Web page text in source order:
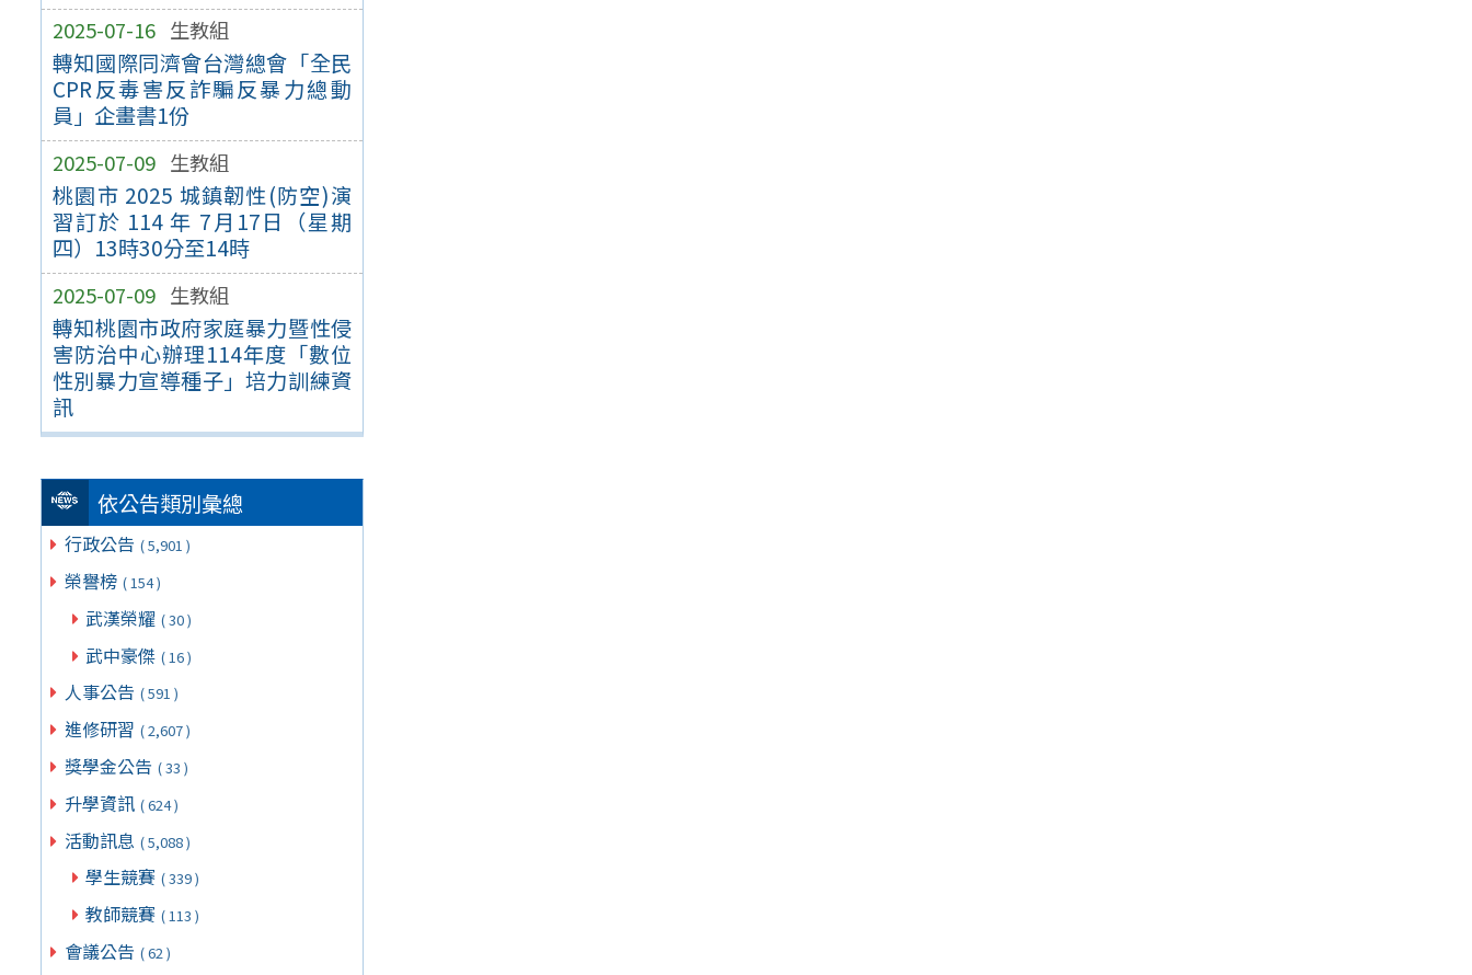
2025-07-16 生教組
轉知國際同濟會台灣總會「全民
CPR反毒害反詐騙反暴力總動
員」企畫書1份
2025-07-09 生教組
桃園市 2025 城鎮韌性(防空)演
習訂於 114 年 7月17日（星期
四）13時30分至14時
2025-07-09 生教組
轉知桃園市政府家庭暴力暨性侵
害防治中心辦理114年度「數位
性別暴力宣導種子」培力訓練資
訊
依公告類別彙總
行政公告 ( 5,901 )
榮譽榜 ( 154 )
武漢榮耀 ( 30 )
武中豪傑 ( 16 )
人事公告 ( 591 )
進修研習 ( 2,607 )
獎學金公告 ( 33 )
升學資訊 ( 624 )
活動訊息 ( 5,088 )
學生競賽 ( 339 )
教師競賽 ( 113 )
會議公告 ( 62 )